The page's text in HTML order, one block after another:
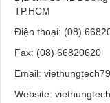
TP.HCM
Điện thoại: (08)
Fax: (08) 66820620
Email:
Website: